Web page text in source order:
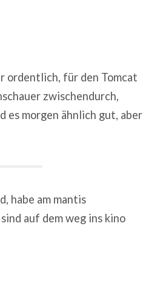
ordentlich, für den Tomcat
zwischendurch,
es morgen ähnlich gut, aber
habe am mantis
auf dem weg ins kino